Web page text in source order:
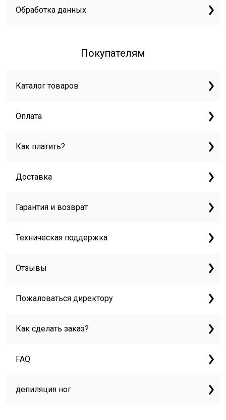
Обработка данных
Покупателям
Каталог товаров
Оплата
Как платить?
Доставка
Гарантия и возврат
Техническая поддержка
Отзывы
Пожаловаться директору
Как сделать заказ?
FAQ
депиляция ног